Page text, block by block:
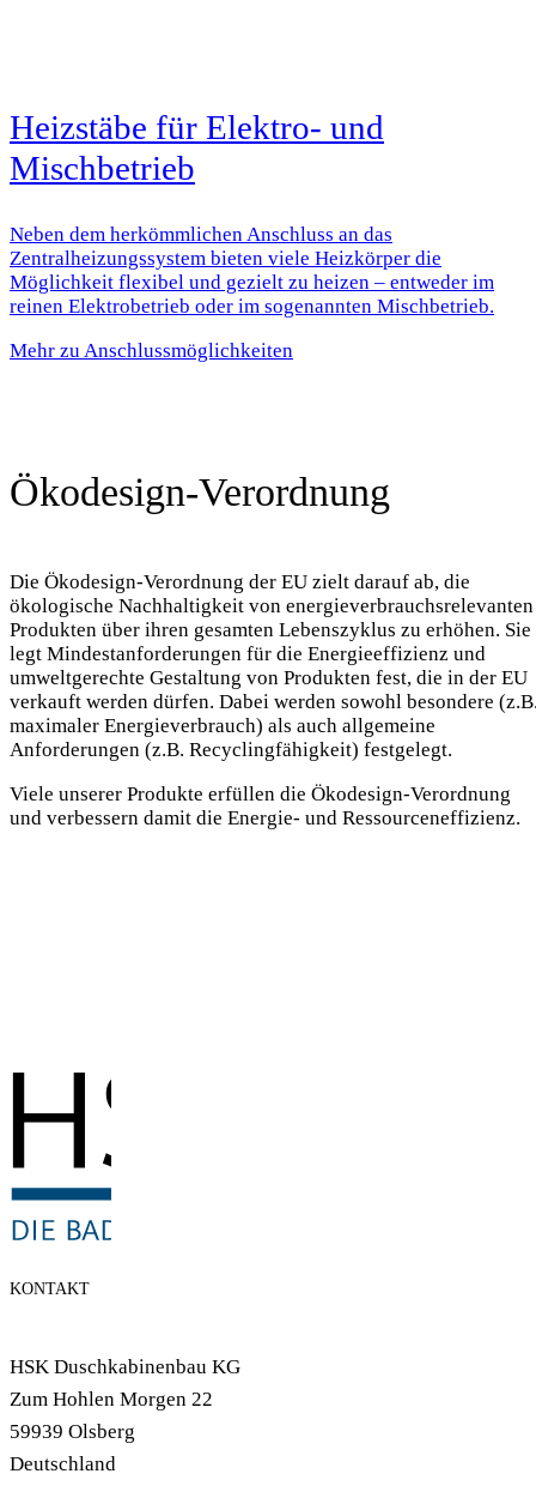
Heizstäbe für Elektro- und
Mischbetrieb
Neben dem herkömmlichen Anschluss an das
Zentralheizungssystem bieten viele Heizkörper die
Möglichkeit flexibel und gezielt zu heizen – entweder im
reinen Elektrobetrieb oder im sogenannten Mischbetrieb.
Mehr zu Anschlussmöglichkeiten
Ökodesign-Verordnung
Die Ökodesign-Verordnung der EU zielt darauf ab, die
ökologische Nachhaltigkeit von energieverbrauchsrelevanten
Produkten über ihren gesamten Lebenszyklus zu erhöhen. Sie
legt Mindestanforderungen für die Energieeffizienz und
umweltgerechte Gestaltung von Produkten fest, die in der EU
verkauft werden dürfen. Dabei werden sowohl besondere
maximaler Energieverbrauch) als auch allgemeine
Anforderungen (z.B. Recyclingfähigkeit) festgelegt.
Viele unserer Produkte erfüllen die Ökodesign-Verordnung
und verbessern damit die Energie- und Ressourceneffizienz.
KONTAKT
HSK Duschkabinenbau KG
Zum Hohlen Morgen 22
59939 Olsberg
Deutschland